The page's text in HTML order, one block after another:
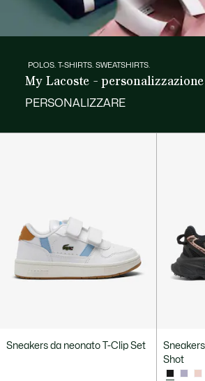
POLOS. T-SHIRTS. SWEATSHIRTS.
My Lacoste - personalizzazione
PERSONALIZZARE
Sneakers da neonato T-Clip Set
Shot